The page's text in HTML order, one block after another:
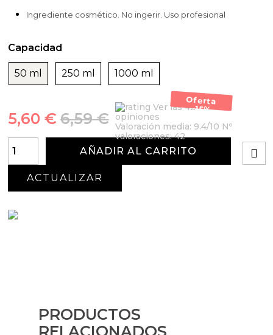
Ingrediente cosmético. No ingerir. Uso profesional
Capacidad
50 ml 250 ml 1000 ml
Oferta
-15%
6,59 €
5,60 €
Ver las 42
opiniones
Valoración media: 9.4/10 Nº
valoraciones:42
AÑADIR AL CARRITO
PRODUCTOS
RELACIONADOS